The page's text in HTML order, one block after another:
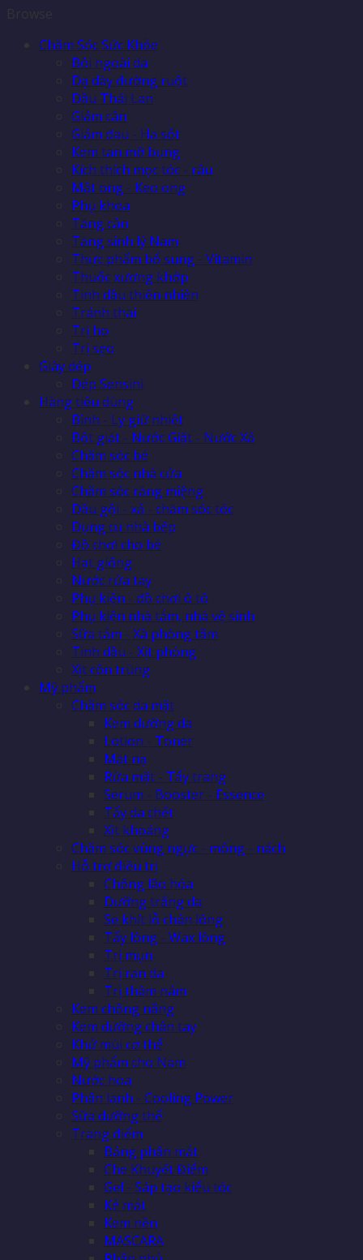
Chăm Sóc Sức Khỏe
Bôi ngoài da
Dạ dày đường ruột
Dầu Thái Lan
Giảm cân
Giảm đau - Hạ sốt
Kem tan mỡ bụng
Kích thích mọc tóc - râu
Mật ong - Keo ong
Phụ khoa
Tăng cân
Tăng sinh lý Nam
Thực phẩm bổ sung - Vitamin
Thuốc xương khớp
Tinh dầu thiên nhiên
Tránh thai
Trị ho
Trị sẹo
Giày dép
Dép Sensini
Hàng tiêu dùng
Bình - Ly giữ nhiệt
Bột giặt - Nước Giặt - Nước Xả
Chăm sóc bé
Chăm sóc nhà cửa
Chăm sóc răng miệng
Dầu gội - xả - chăm sóc tóc
Dụng cụ nhà bếp
Đồ chơi cho bé
Hạt giống
Nước rửa tay
Phụ kiện - đồ chơi ô tô
Phụ kiện nhà tắm, nhà vệ sinh
Sữa tắm - Xà phòng tắm
Tinh dầu - Xịt phòng
Xịt côn trùng
Mỹ phẩm
Chăm sóc da mặt
Kem dưỡng da
Lotion - Toner
Mặt nạ
Rửa mặt - Tẩy trang
Serum - Booster - Essence
Tẩy da chết
Xịt khoáng
Chăm sóc vùng ngực - mông - nách
Hỗ trợ điều trị
Chống lão hóa
Dưỡng trắng da
Se khít lỗ chân lông
Tẩy lông - Wax lông
Trị mụn
Trị rạn da
Trị thâm nám
Kem chống nắng
Kem dưỡng chân tay
Khử mùi cơ thể
Mỹ phẩm cho Nam
Nước hoa
Phấn lạnh - Cooling Power
Sữa dưỡng thể
Trang điểm
Bảng phấn mắt
Che Khuyết Điểm
Gel - Sáp tạo kiểu tóc
Kẻ mắt
Kem nền
MASCARA